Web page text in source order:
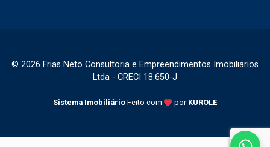
© 2026 Frias Neto Consultoria e Empreendimentos Imobiliarios
Ltda - CRECI 18.650-J
Sistema Imobiliário Feito com por KUROLE